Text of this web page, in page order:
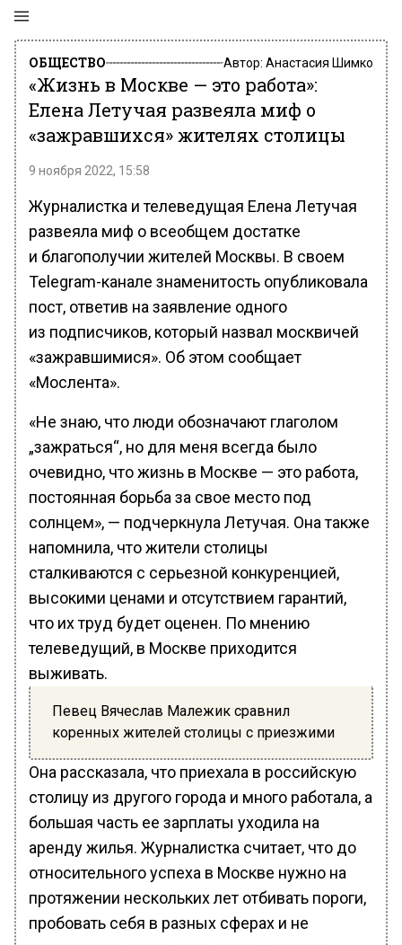
ОБЩЕСТВО Автор: Анастасия Шимко
«Жизнь в Москве — это работа»:
Елена Летучая развеяла миф о
«зажравшихся» жителях столицы
9 ноября 2022, 15:58
Журналистка и телеведущая Елена Летучая
развеяла миф о всеобщем достатке
и благополучии жителей Москвы. В своем
Telegram-канале знаменитость опубликовала
пост, ответив на заявление одного
из подписчиков, который назвал москвичей
«зажравшимися». Об этом сообщает
«Мослента».
«Не знаю, что люди обозначают глаголом
„зажраться“, но для меня всегда было
очевидно, что жизнь в Москве — это работа,
постоянная борьба за свое место под
солнцем», — подчеркнула Летучая. Она также
напомнила, что жители столицы
сталкиваются с серьезной конкуренцией,
высокими ценами и отсутствием гарантий,
что их труд будет оценен. По мнению
телеведущий, в Москве приходится
выживать.
Певец Вячеслав Малежик сравнил
коренных жителей столицы с приезжими
Она рассказала, что приехала в российскую
столицу из другого города и много работала, а
большая часть ее зарплаты уходила на
аренду жилья. Журналистка считает, что до
относительного успеха в Москве нужно на
протяжении нескольких лет отбивать пороги,
пробовать себя в разных сферах и не